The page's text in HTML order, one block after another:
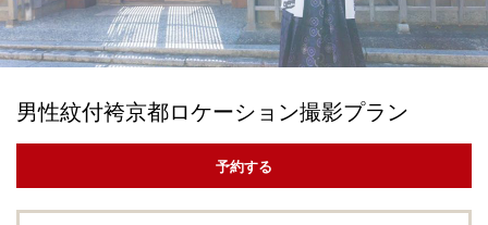
男性紋付袴京都ロケーション撮影プラン
予約する